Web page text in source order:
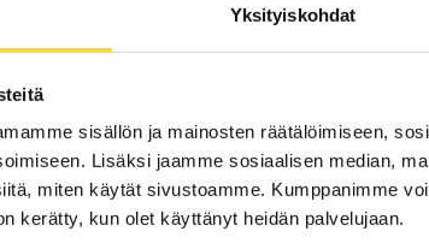
Yksityiskohdat
sisällön ja mainosten räätälöimiseen,
Lisäksi jaamme sosiaalisen median,
miten käytät sivustoamme. Kumppanimme
kerätty, kun olet käyttänyt heidän palvelujaan.